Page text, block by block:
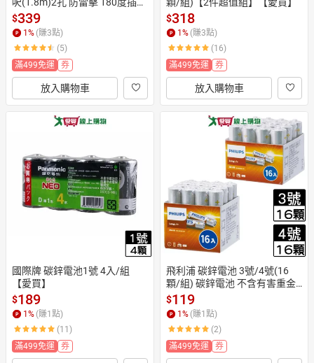
過載斷電保護【愛買】
$339
1 % (賺3點)
(5)
滿499免運
券
放入購物車
$318
1 % (賺3點)
(16)
滿499免運
券
放入購物車
國際牌 碳鋅電池1號 4入/組
【愛買】
$189
1 % (賺1 點)
(11)
滿499免運
券
飛利浦 碳鋅電池 3號/4號(16
顆/組) 碳鋅電池 不含有害重金
屬 環保 耐久 電池【愛買】
$119
1 % (賺1 點)
(2)
滿499免運
券